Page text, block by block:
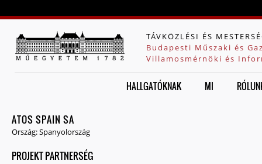
TÁVKÖZLÉSI ÉS
Budapesti Műszaki és
Villamosmérnöki és
HALLGATÓKNAK MI
ATOS SPAIN SA
Ország:Spanyolország
PROJEKT PARTNERSÉG